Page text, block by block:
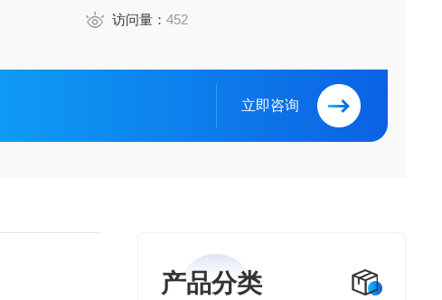
访问量： 452
立即咨询
产品分类